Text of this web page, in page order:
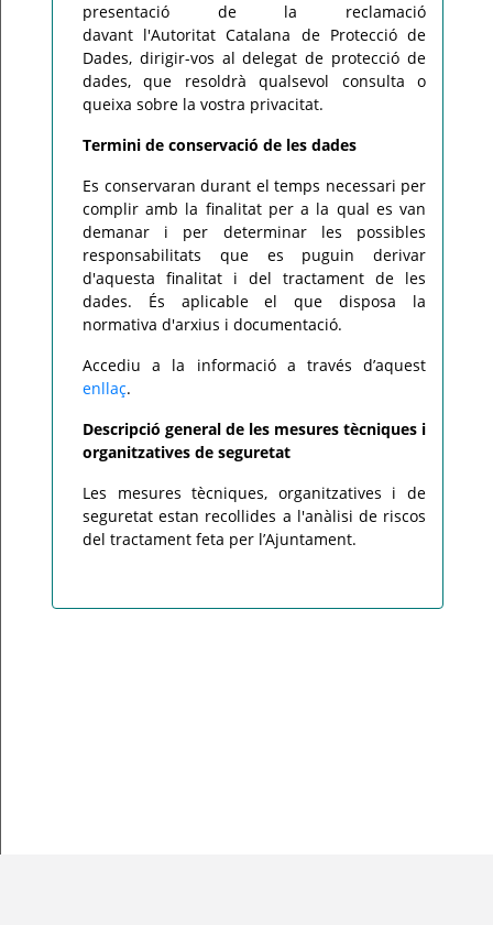
presentació de la reclamació
davant l'Autoritat Catalana de Protecció de
Dades, dirigir-vos al delegat de protecció de
dades, que resoldrà qualsevol consulta o
queixa sobre la vostra privacitat.
Termini de conservació de les dades
Es conservaran durant el temps necessari per
complir amb la finalitat per a la qual es van
demanar i per determinar les possibles
responsabilitats que es puguin derivar
d'aquesta finalitat i del tractament de les
dades. És aplicable el que disposa la
normativa d'arxius i documentació.
Accediu a la informació a través d’aquest
enllaç.
Descripció general de les mesures tècniques i
organitzatives de seguretat
Les mesures tècniques, organitzatives i de
seguretat estan recollides a l'anàlisi de riscos
del tractament feta per l’Ajuntament.